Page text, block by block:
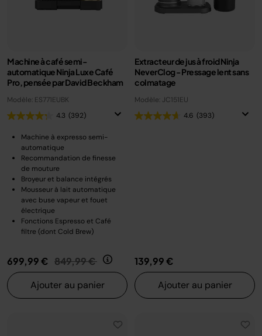
Machine à café semi-
automatique Ninja Luxe Café
Pro, pensée par David Beckham
Modèle: ES771EUBK
4.3 (392)
Machine à expresso semi-
automatique
Recommandation de finesse
de mouture
Broyeur et balance intégrés
Mousseur à lait automatique
avec buse vapeur et fouet
électrique
Fonctions Espresso et Café
filtre (dont Cold Brew)
699,99 € Prix réduit de
849,99 € au
Ajouter au panier
Extracteur de jus à froid Ninja
NeverClog - Pressage lent sans
colmatage
Modèle: JC151EU
4.6 (393)
139,99 €
Ajouter au panier